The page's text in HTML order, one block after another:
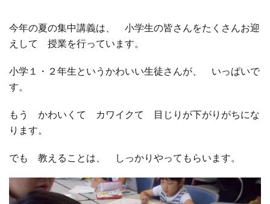
□ よくあるご質問
□ 高校部
□ 有料体験指導
□ 2019年合格体験記
今年の夏の集中講義は、 小学生の皆さんをたくさんお迎
えして 授業を行っています。
小学１・２年生というかわいい生徒さんが、 いっぱいで
す。
もう かわいくて カワイクて 目じりが下がりがちにな
ります。
でも 教えることは、 しっかりやってもらいます。